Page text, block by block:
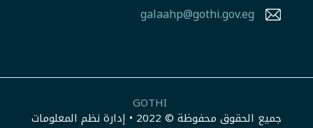
galaahp@gothi.gov.eg
GOTHI
جميع الحقوق محفوظة © 2022 • إدارة نظم المعلومات